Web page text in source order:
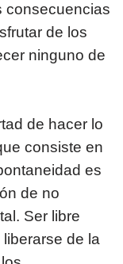
consecuencias
de los
ninguno de
de hacer lo
consiste en
es
de no
Ser libre
de la